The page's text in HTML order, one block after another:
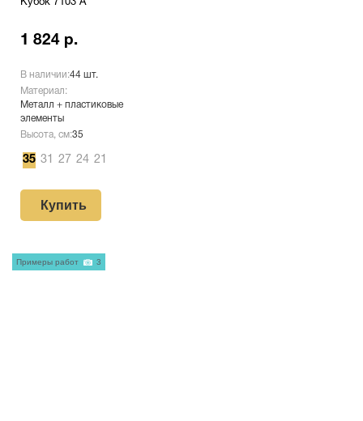
Кубок 7103 A
1 824 р.
В наличии:44 шт.
Материал:
Металл + пластиковые
элементы
Высота, см:35
35 31 27 24 21
Купить
Примеры работ 3